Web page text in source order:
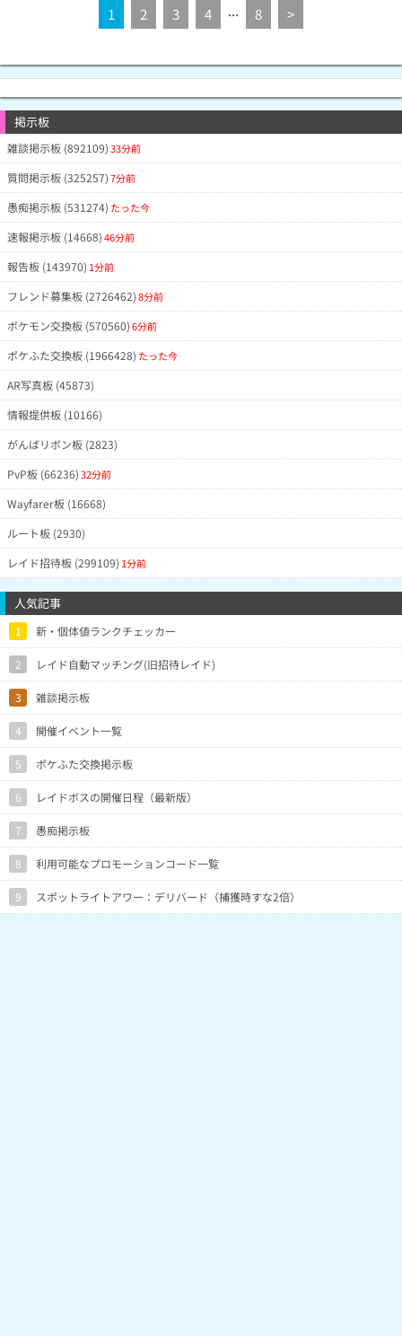
1 2 3 4 ... 8 >
掲示板
雑談掲示板 (892109)33分前
質問掲示板 (325257)7分前
愚痴掲示板 (531274) たった今
速報掲示板 (14668)46分前
報告板 (143970) 1分前
フレンド募集板 (2726462)8分前
ポケモン交換板 (570560)6分前
ポケふた交換板 (1966428) たった今
AR写真板 (45873)
情報提供板 (10166)
がんばリボン板 (2823)
PvP板 (66236)32分前
Wayfarer板 (16668)
ルート板 (2930)
レイド招待板 (299109) 1分前
人気記事
1 新・個体値ランクチェッカー
2 レイド自動マッチング(旧招待レイド)
3 雑談掲示板
4 開催イベント一覧
5 ポケふた交換掲示板
6 レイドボスの開催日程（最新版）
7 愚痴掲示板
8 利用可能なプロモーションコード一覧
9 スポットライトアワー：デリバード（捕獲時すな2倍）